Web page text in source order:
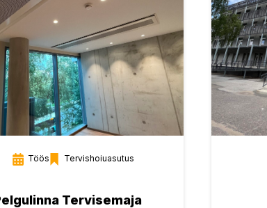
Töös Tervishoiuasutus
Tervisemaja